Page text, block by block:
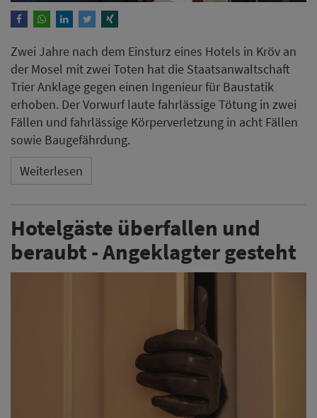
Zwei Jahre nach dem Einsturz eines Hotels in Kröv an
der Mosel mit zwei Toten hat die Staatsanwaltschaft
Trier Anklage gegen einen Ingenieur für Baustatik
erhoben. Der Vorwurf laute fahrlässige Tötung in zwei
Fällen und fahrlässige Körperverletzung in acht Fällen
sowie Baugefährdung.
Weiterlesen
Hotelgäste überfallen und
beraubt - Angeklagter gesteht